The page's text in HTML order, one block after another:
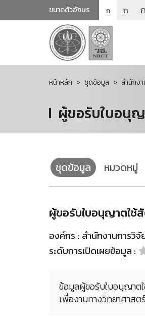
ขนาดตัวอักษร ก ก ก
หน้าหลัก ชุดข้อมูล สำนักง
ผู้ขอรับใบอนุญ
ชุดข้อมูล หมวดหมู่
ผู้ขอรับใบอนุญาตใช้
องค์กร : สำนักงานการวิ
ระดับการเปิดเผยข้อมูล :
ข้อมูลผู้ขอรับใบอนุญาต
เพื่องานทางวิทยาศาส